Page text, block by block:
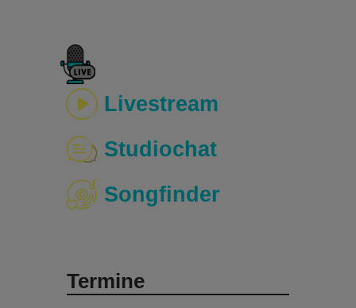
Livestream
Studiochat
Songfinder
Termine